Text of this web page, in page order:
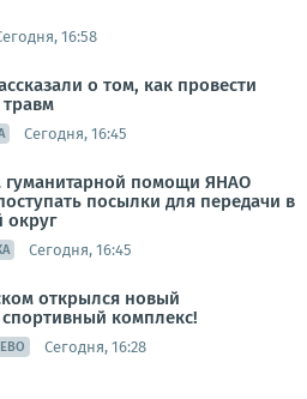
16:58
о том, как провести
Сегодня, 16:45
гуманитарной помощи ЯНАО
посылки для передачи в
округ
Сегодня, 16:45
открылся новый
комплекс!
Сегодня, 16:28